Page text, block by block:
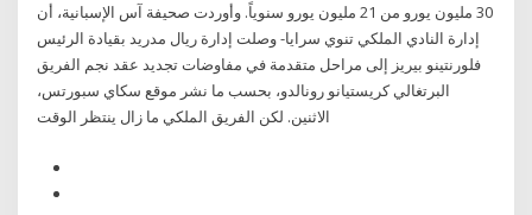
30 مليون يورو من 21 مليون يورو سنوياً. وأوردت صحيفة آس الإسبانية، أن
إدارة النادي الملكي تنوي سرايا- وصلت إدارة ريال مدريد بقيادة الرئيس
فلورنتينو بيريز إلى مراحل متقدمة في مفاوضات تجديد عقد نجم الفريق
البرتغالي كريستيانو رونالدو، بحسب ما نشر موقع سكاي سبورتس،
الاثنين. لكن الفريق الملكي ما زال ينتظر الوقت